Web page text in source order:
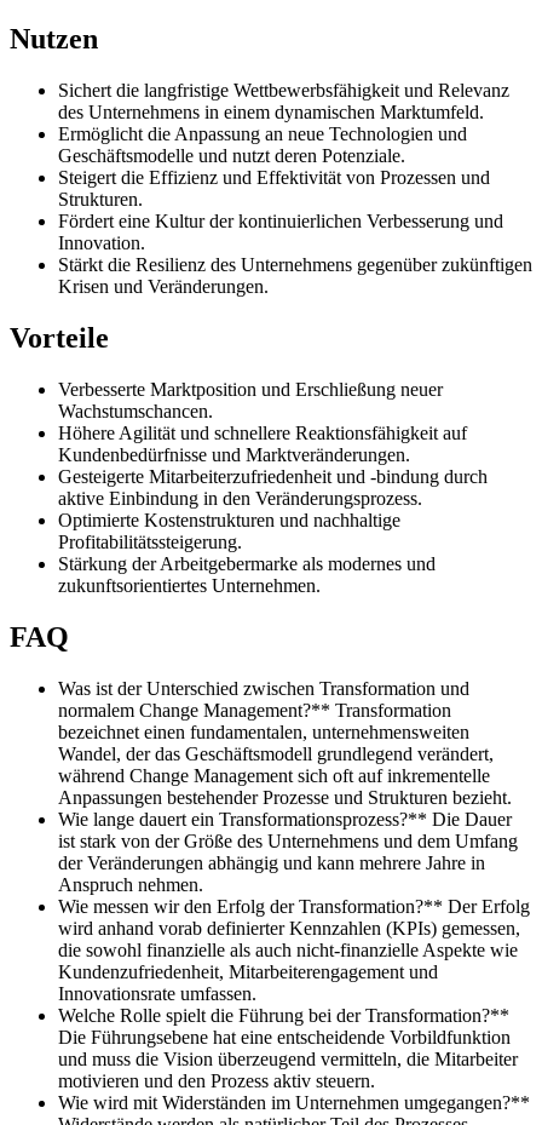
Nutzen
Sichert die langfristige Wettbewerbsfähigkeit und Relevanz
des Unternehmens in einem dynamischen Marktumfeld.
Ermöglicht die Anpassung an neue Technologien und
Geschäftsmodelle und nutzt deren Potenziale.
Steigert die Effizienz und Effektivität von Prozessen und
Strukturen.
Fördert eine Kultur der kontinuierlichen Verbesserung und
Innovation.
Stärkt die Resilienz des Unternehmens gegenüber zukünftigen
Krisen und Veränderungen.
Vorteile
Verbesserte Marktposition und Erschließung neuer
Wachstumschancen.
Höhere Agilität und schnellere Reaktionsfähigkeit auf
Kundenbedürfnisse und Marktveränderungen.
Gesteigerte Mitarbeiterzufriedenheit und -bindung durch
aktive Einbindung in den Veränderungsprozess.
Optimierte Kostenstrukturen und nachhaltige
Profitabilitätssteigerung.
Stärkung der Arbeitgebermarke als modernes und
zukunftsorientiertes Unternehmen.
FAQ
Was ist der Unterschied zwischen Transformation und
normalem Change Management?** Transformation
bezeichnet einen fundamentalen, unternehmensweiten
Wandel, der das Geschäftsmodell grundlegend verändert,
während Change Management sich oft auf inkrementelle
Anpassungen bestehender Prozesse und Strukturen bezieht.
Wie lange dauert ein Transformationsprozess?** Die Dauer
ist stark von der Größe des Unternehmens und dem Umfang
der Veränderungen abhängig und kann mehrere Jahre in
Anspruch nehmen.
Wie messen wir den Erfolg der Transformation?** Der Erfolg
wird anhand vorab definierter Kennzahlen (KPIs) gemessen,
die sowohl finanzielle als auch nicht-finanzielle Aspekte wie
Kundenzufriedenheit, Mitarbeiterengagement und
Innovationsrate umfassen.
Welche Rolle spielt die Führung bei der Transformation?**
Die Führungsebene hat eine entscheidende Vorbildfunktion
und muss die Vision überzeugend vermitteln, die Mitarbeiter
motivieren und den Prozess aktiv steuern.
Wie wird mit Widerständen im Unternehmen umgegangen?**